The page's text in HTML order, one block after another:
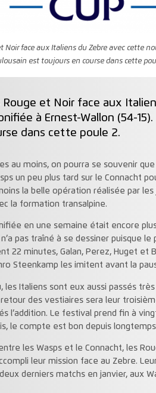
Noir face aux Italiens du Zebre avec cette
est toujours en course dans cette
Rouge et Noir face aux
à Ernest-Wallon (54-
dans cette poule 2.
au moins, on pourra se souvenir
un peu plus tard sur le Connacht
la belle opération réalisée par les
la formation transalpine.
en une semaine était encore
pas traîné à se dessiner puisque
22 minutes, Galan, Perez, Huget et
Steenkamp les imitent avant la
les Italiens sont eux aussi passés
retour des vestiaires sera leur
l’addition. Le festival prend fin à
le compte est bon depuis
les Wasps et le Connacht, les
leur mission face au Zebre.
derniers matchs en janvier, aux